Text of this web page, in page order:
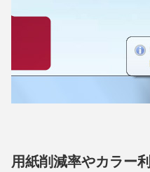
用紙削減率やカラー